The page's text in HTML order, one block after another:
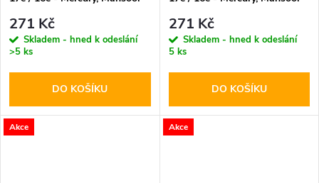
271 Kč
Skladem - hned k odeslání
>5 ks
DO KOŠÍKU
271 Kč
Skladem - hned k odeslání
5 ks
DO KOŠÍKU
Akce Akce